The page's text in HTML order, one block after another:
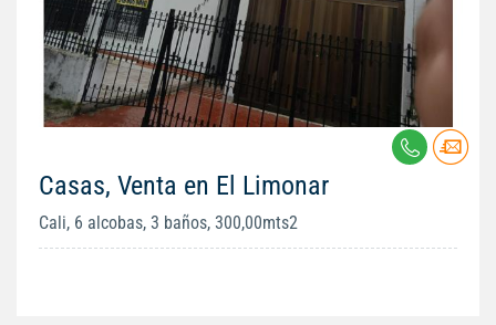
Casas, Venta en El Limonar
Cali, 6 alcobas, 3 baños, 300,00mts2